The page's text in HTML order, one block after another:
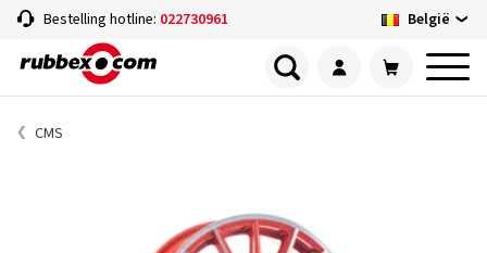
Bestelling hotline: 022730961 België
CMS